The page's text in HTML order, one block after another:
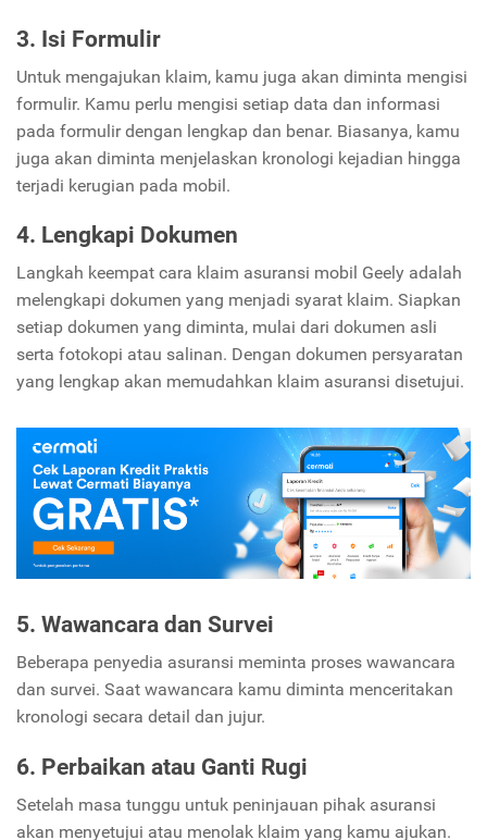
3. Isi Formulir
Untuk mengajukan klaim, kamu juga akan diminta mengisi
formulir. Kamu perlu mengisi setiap data dan informasi
pada formulir dengan lengkap dan benar. Biasanya, kamu
juga akan diminta menjelaskan kronologi kejadian hingga
terjadi kerugian pada mobil.
4. Lengkapi Dokumen
Langkah keempat cara klaim asuransi mobil Geely adalah
melengkapi dokumen yang menjadi syarat klaim. Siapkan
setiap dokumen yang diminta, mulai dari dokumen asli
serta fotokopi atau salinan. Dengan dokumen persyaratan
yang lengkap akan memudahkan klaim asuransi disetujui.
5. Wawancara dan Survei
Beberapa penyedia asuransi meminta proses wawancara
dan survei. Saat wawancara kamu diminta menceritakan
kronologi secara detail dan jujur.
6. Perbaikan atau Ganti Rugi
Setelah masa tunggu untuk peninjauan pihak asuransi
akan menyetujui atau menolak klaim yang kamu ajukan.